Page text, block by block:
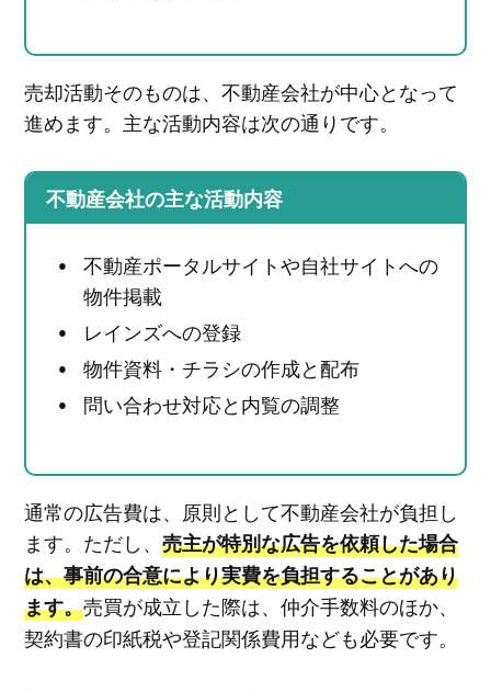
売却活動そのものは、不動産会社が中心となって
進めます。主な活動内容は次の通りです。
不動産会社の主な活動内容
不動産ポータルサイトや自社サイトへの
物件掲載
レインズへの登録
物件資料・チラシの作成と配布
問い合わせ対応と内覧の調整
通常の広告費は、原則として不動産会社が負担し
ます。ただし、 売主が特別な広告を依頼した場合
は、事前の合意により実費を負担することがあり
ます。売買が成立した際は、仲介手数料のほか、
契約書の印紙税や登記関係費用なども必要です。